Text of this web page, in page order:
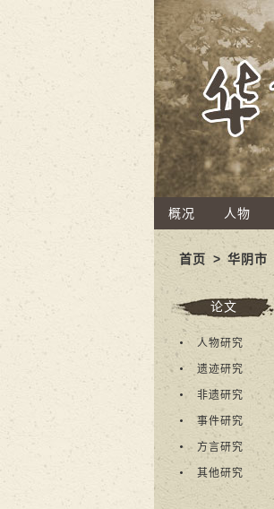
概况 人物
首页 >华阴市
论文
人物研究
遗迹研究
非遗研究
事件研究
方言研究
其他研究